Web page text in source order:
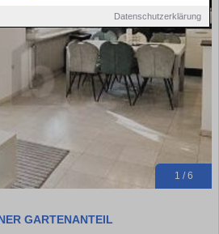
Datenschutzerklärung
1 / 6
GARTENANTEIL